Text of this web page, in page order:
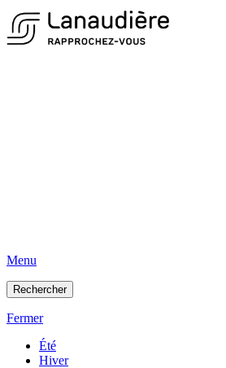
Menu
Rechercher
Fermer
Été
Hiver